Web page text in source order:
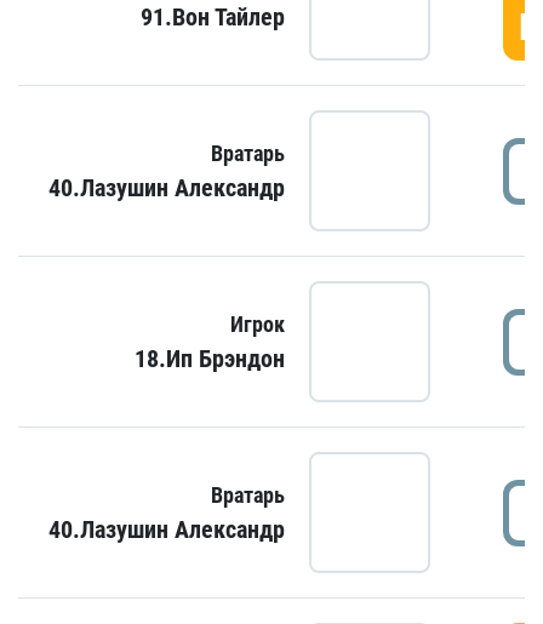
91.Вон Тайлер
Вратарь
40.Лазушин Александр
Игрок
18.Ип Брэндон
Вратарь
40.Лазушин Александр